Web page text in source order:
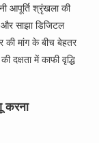
आपूर्ति श्रृंखला की
साझा डिजिटल
की मांग के बीच बेहतर
में काफी वृद्धि
करना